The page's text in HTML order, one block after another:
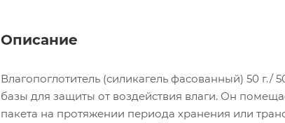
Описание
Влагопоглотитель (силикагель фасованный) 50
базы для защиты от воздействия влаги. Он
пакета на протяжении периода хранения или